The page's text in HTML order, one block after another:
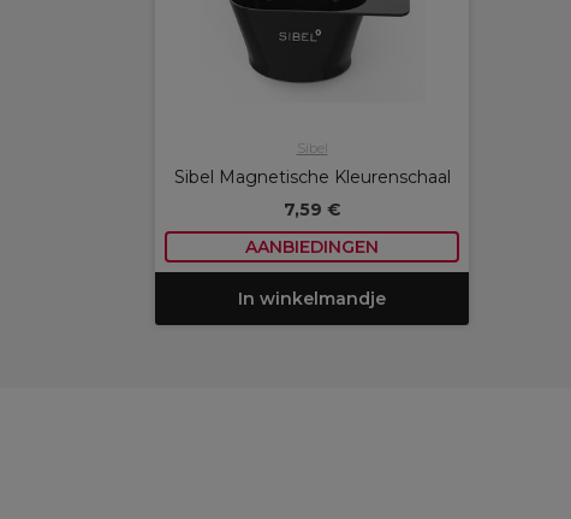
Sibel
Sibel Magnetische Kleurenschaal
7,59 €
AANBIEDINGEN
In winkelmandje